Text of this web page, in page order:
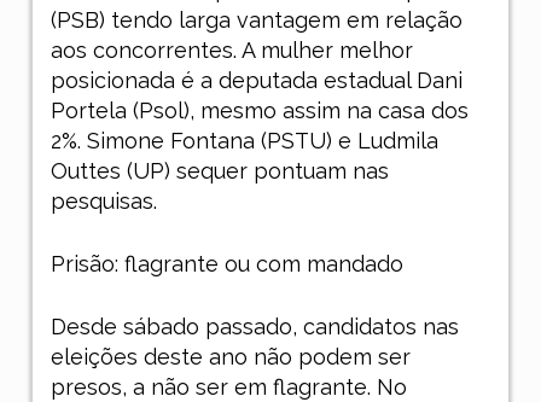
(PSB) tendo larga vantagem em relação
aos concorrentes. A mulher melhor
posicionada é a deputada estadual Dani
Portela (Psol), mesmo assim na casa dos
2%. Simone Fontana (PSTU) e Ludmila
Outtes (UP) sequer pontuam nas
pesquisas.
Prisão: flagrante ou com mandado
Desde sábado passado, candidatos nas
eleições deste ano não podem ser
presos, a não ser em flagrante. No